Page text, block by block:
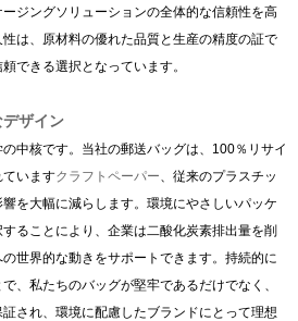
ジングソリューションの全体的な信頼性を高
は、原材料の優れた品質と生産の精度の証で
できる選択となっています。
ザイン
中核です。当社の郵送バッグは、100％リサイ
ていますクラフトペーパー 、従来のプラスチッ
を大幅に減らします。環境にやさしいパッケ
ることにより、企業は二酸化炭素排出量を削
世界的な動きをサポートできます。持続的に
、私たちのバッグが堅牢であるだけでなく、
され、環境に配慮したブランドにとって理想